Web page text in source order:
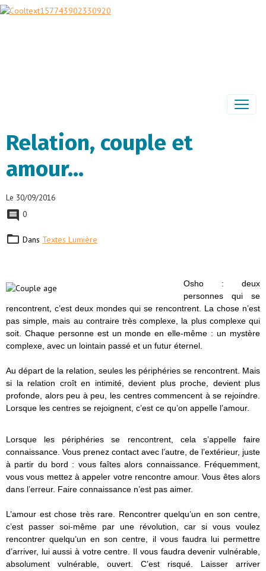
Relation, couple et
amour…
Le 30/09/2016
0
Dans Textes Lumière
Osho : deux
personnes qui se
rencontrent, c’est deux mondes qui se rencontrent. La chose n’est
pas simple, mais au contraire très complexe, la plus complexe qui
soit. Chaque personne est un monde en elle-même : un mystère
complexe, avec un lointain passé et un futur éternel.
Au départ de la relation, seules les périphéries se rencontrent. Mais
si la relation croît en intimité, devient plus proche, devient plus
profonde, alors peu à peu, les centres commencent à se rejoindre.
Lorsque les centres se rejoignent, c’est ce qu’on appelle l’amour.
Lorsque les périphéries se rencontrent, cela s’appelle faire
connaissance. Vous prenez contact avec l’autre, de l’extérieur, juste
à partir du bord : vous faîtes alors connaissance. Fréquemment,
vous vous mettez à appeler votre rencontre amour. Vous êtes alors
dans l’erreur. Faire connaissance n’est pas aimer.
L’amour est chose très rare. Rencontrer quelqu’un en son centre,
c’est passer soi-même par une révolution, car si vous voulez
rencontrer quelqu’un en son centre, il vous faudra lui permettre
d’arriver, lui aussi à votre centre. Il vous faudra devenir vulnérable,
absolument vulnérable, ouvert. C’est risqué. Laisser arriver